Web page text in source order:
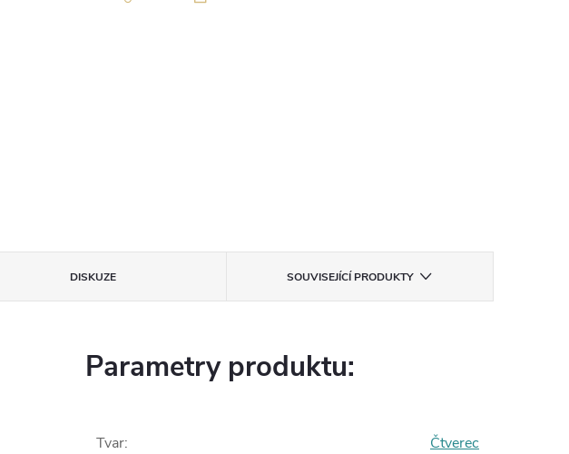
DISKUZE SOUVISEJÍCÍ PRODUKTY
Parametry produktu:
Tvar: Čtverec